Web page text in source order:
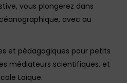
vous plongerez dans
avec au
et pédagogiques pour petits
médiateurs scientifiques, et
Laïque.